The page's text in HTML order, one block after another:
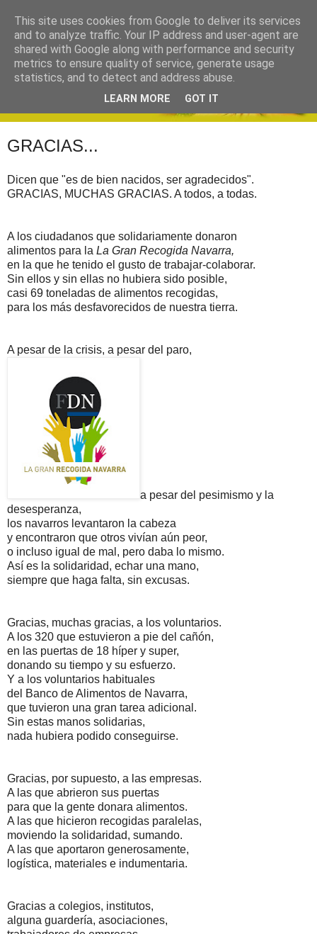
GRACIAS...
Dicen que "es de bien nacidos, ser agradecidos".
GRACIAS, MUCHAS GRACIAS. A todos, a todas.
A los ciudadanos que solidariamente donaron
alimentos para la La Gran Recogida Navarra,
en la que he tenido el gusto de trabajar-colaborar.
Sin ellos y sin ellas no hubiera sido posible,
casi 69 toneladas de alimentos recogidas,
para los más desfavorecidos de nuestra tierra.
A pesar de la crisis, a pesar del paro,
a pesar del pesimismo y la
desesperanza,
los navarros levantaron la cabeza
y encontraron que otros vivían aún peor,
o incluso igual de mal, pero daba lo mismo.
Así es la solidaridad, echar una mano,
siempre que haga falta, sin excusas.
Gracias, muchas gracias, a los voluntarios.
A los 320 que estuvieron a pie del cañón,
en las puertas de 18 híper y super,
donando su tiempo y su esfuerzo.
Y a los voluntarios habituales
del Banco de Alimentos de Navarra,
que tuvieron una gran tarea adicional.
Sin estas manos solidarias,
nada hubiera podido conseguirse.
Gracias, por supuesto, a las empresas.
A las que abrieron sus puertas
para que la gente donara alimentos.
A las que hicieron recogidas paralelas,
moviendo la solidaridad, sumando.
A las que aportaron generosamente,
logística, materiales e indumentaria.
Gracias a colegios, institutos,
alguna guardería, asociaciones,
This site uses cookies from Google to deliver its services
and to analyze traffic. Your IP address and user-agent are
shared with Google along with performance and security
metrics to ensure quality of service, generate usage
statistics, and to detect and address abuse.
LEARN MORE GOT IT